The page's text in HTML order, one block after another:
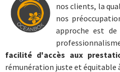
cadeau
cadeau
coffret
Kite
nos clients, la
nos
approche est
facilité d'accès aux
rémunération juste et équitable